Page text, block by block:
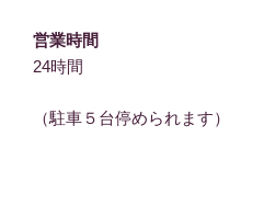
営業時間
24時間
（駐車５台停められます）